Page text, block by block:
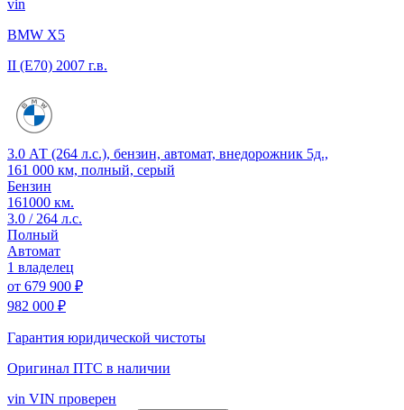
vin
BMW X5
II (E70) 2007 г.в.
3.0 АТ (264 л.с.), бензин, автомат, внедорожник 5д.,
161 000 км, полный, серый
Бензин
161000 км.
3.0 / 264 л.с.
Полный
Автомат
1 владелец
от 679 900 ₽
982 000 ₽
Гарантия юридической чистоты
Оригинал ПТС в наличии
vin VIN проверен